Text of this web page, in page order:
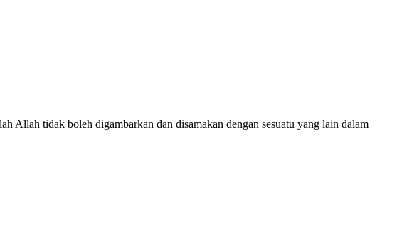
Allah tidak boleh digambarkan dan disamakan dengan sesuatu yang lain dalam